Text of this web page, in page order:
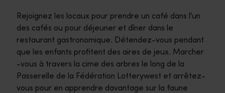
Rejoignez les locaux pour prendre un café dans l'un
des cafés ou pour déjeuner et dîner dans le
restaurant gastronomique. Détendez-vous pendant
que les enfants profitent des aires de jeux. Marcher
-vous à travers la cime des arbres le long de la
Passerelle de la Fédération Lotterywest et arrêtez-
vous pour en apprendre davantage sur la faune